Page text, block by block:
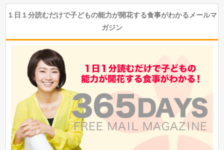
１日１分読むだけで子どもの能力が開花する食事がわかるメールマ
ガジン